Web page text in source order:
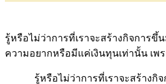
รู้หรือไม่ว่าการที่เราจะสร้างกิจการขึ้
ความอยากหรือมีแค่เงินทุนเท่านั้น เพร
รู้หรือไม่ว่าการที่เราจะสร้างกิจ